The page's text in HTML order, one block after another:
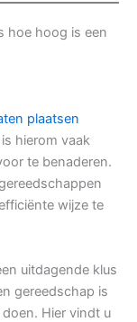
hoe hoog is een
plaatsen
hierom vaak
te benaderen.
wijze te
uitdagende klus
gereedschap is
Hier vindt u